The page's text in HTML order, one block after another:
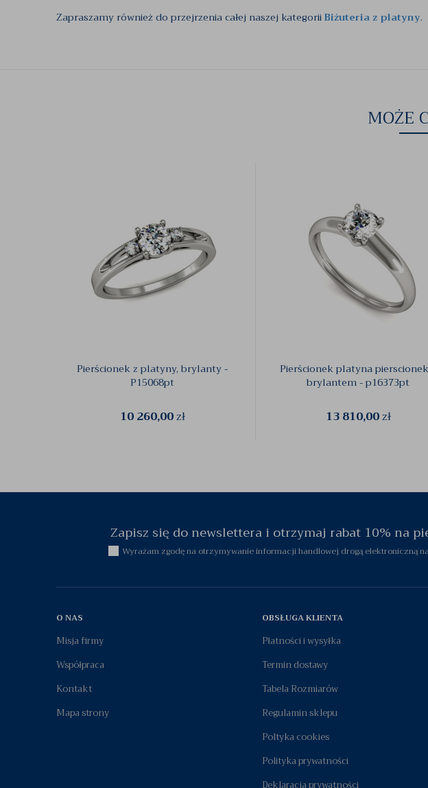
Zapraszamy również do przejrzenia całej naszej kategoriiBiżuteria z platyny.
MOŻE
Pierścionek z platyny, brylanty -
P15068pt
10 260,00zł
Pierścionek platyna
brylantem - p16373pt
13 810,00zł
Zapisz się do newslettera i otrzymaj rabat 10% na
Wyrażam zgodę na otrzymywanie informacji handlowej drogą elektroniczną
O NAS
Misja firmy
Współpraca
Kontakt
Mapa strony
OBSŁUGA KLIENTA
Płatności i wysyłka
Termin dostawy
Tabela Rozmiarów
Regulamin sklepu
Poltyka cookies
Polityka prywatności